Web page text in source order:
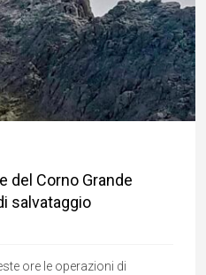
del Corno Grande
salvataggio
ore le operazioni di